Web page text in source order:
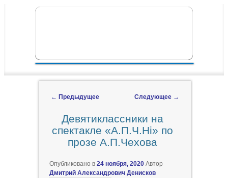
ГЛАВНОЕ МЕНЮ
← Предыдущее Следующее →
Девятиклассники на
спектакле «А.П.Ч.Hi» по
прозе А.П.Чехова
Опубликовано в 24 ноября, 2020 Автор
Дмитрий Александрович Денисков